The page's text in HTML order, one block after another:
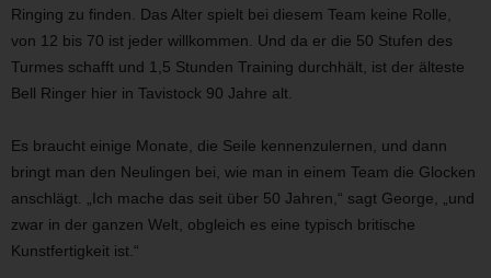
Ringing zu finden. Das Alter spielt bei diesem Team keine Rolle,
von 12 bis 70 ist jeder willkommen. Und da er die 50 Stufen des
Turmes schafft und 1,5 Stunden Training durchhält, ist der älteste
Bell Ringer hier in Tavistock 90 Jahre alt.
Es braucht einige Monate, die Seile kennenzulernen, und dann
bringt man den Neulingen bei, wie man in einem Team die Glocken
anschlägt. „Ich mache das seit über 50 Jahren,“ sagt George, „und
zwar in der ganzen Welt, obgleich es eine typisch britische
Kunstfertigkeit ist.“